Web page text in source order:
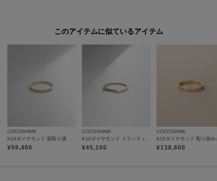
このアイテムに似ているアイテム
COCOSHNIK
K10ダイヤモンド 面取り溝 リング
¥59,400
COCOSHNIK
K10ダイヤモンド スランティング リング
¥45,100
COCOSHNIK
¥138,600